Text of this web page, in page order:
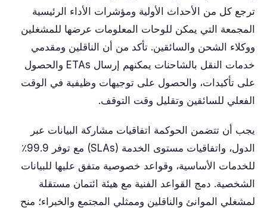
ترجع كل من الأحداث الأولية ومؤشرات الأداء الرئيسية
المجمعة التي يمكن للوحات المعلومات عرضها للمشغلين
ووكلاء الشحن والسائقين. تأكد من أن الناقلين ومقدمي
خدمات النقل بالشاحنات يمكنهم إرسال ETAs والحصول
على تأكيدات، والحصول على توجيهات وظيفية في الوقت
الفعلي للسائقين وتقليل وقت التوقف.
يجب أن تتضمن الحوكمة اتفاقيات مشاركة البيانات عبر
الدول، واتفاقيات مستوى الخدمة (SLAs) مع توفر 99.9٪
للخدمات الأساسية، وقواعد خصوصية متفق عليها للبيانات
الشخصية. دمج القواعد الفنية مع هيئة ائتمان مستقلة
لمشغلي الموانئ والناقلين وممثلي المجتمع والخبراء؛ منح